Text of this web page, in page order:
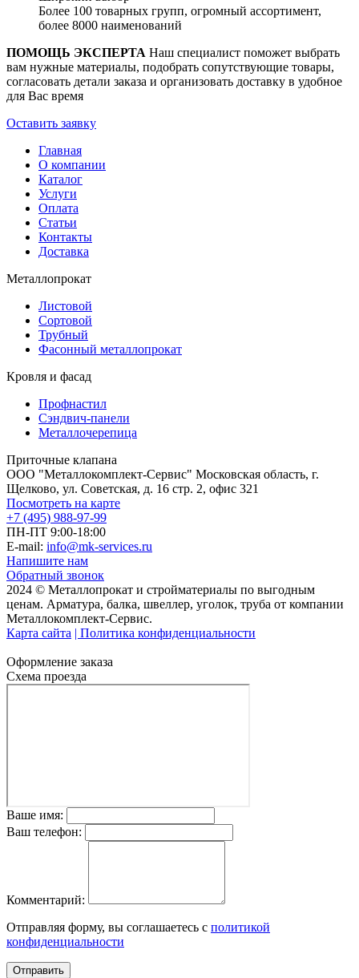
Более 100 товарных групп, огромный ассортимент,
более 8000 наименований
ПОМОЩЬ ЭКСПЕРТА Наш специалист поможет выбрать
вам нужные материалы, подобрать сопутствующие товары,
согласовать детали заказа и организовать доставку в удобное
для Вас время
Оставить заявку
Главная
О компании
Каталог
Услуги
Оплата
Статьи
Контакты
Доставка
Металлопрокат
Листовой
Сортовой
Трубный
Фасонный металлопрокат
Кровля и фасад
Профнастил
Сэндвич-панели
Металлочерепица
Приточные клапана
ООО "Металлокомплект-Сервис" Московская область, г.
Щелково, ул. Советская, д. 16 стр. 2, офис 321
Посмотреть на карте
+7 (495) 988-97-99
ПН-ПТ 9:00-18:00
E-mail: info@mk-services.ru
Напишите нам
Обратный звонок
2024 © Металлопрокат и стройматериалы по выгодным
ценам. Арматура, балка, швеллер, уголок, труба от компании
Металлокомплект-Сервис.
Карта сайта | Политика конфиденциальности
Оформление заказа
Схема проезда
Ваше имя:
Ваш телефон:
Комментарий:
Отправляя форму, вы соглашаетесь с политикой
конфиденциальности
Отправить